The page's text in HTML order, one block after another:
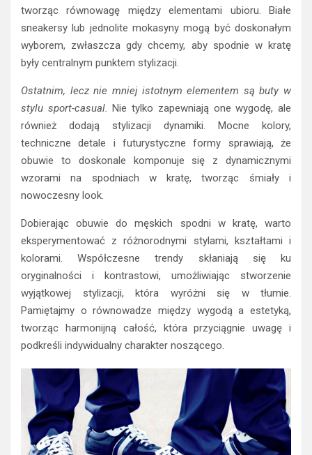
tworząc równowagę między elementami ubioru. Białe
sneakersy lub jednolite mokasyny mogą być doskonałym
wyborem, zwłaszcza gdy chcemy, aby spodnie w kratę
były centralnym punktem stylizacji.
Ostatnim, lecz nie mniej istotnym elementem są buty w
stylu sport-casual.Nie tylko zapewniają one wygodę, ale
również dodają stylizacji dynamiki. Mocne kolory,
techniczne detale i futurystyczne formy sprawiają, że
obuwie to doskonale komponuje się z dynamicznymi
wzorami na spodniach w kratę, tworząc śmiały i
nowoczesny look.
Dobierając obuwie do męskich spodni w kratę, warto
eksperymentować z różnorodnymi stylami, kształtami i
kolorami. Współczesne trendy skłaniają się ku
oryginalności i kontrastowi, umożliwiając stworzenie
wyjątkowej stylizacji, która wyróżni się w tłumie.
Pamiętajmy o równowadze między wygodą a estetyką,
tworząc harmonijną całość, która przyciągnie uwagę i
podkreśli indywidualny charakter noszącego.